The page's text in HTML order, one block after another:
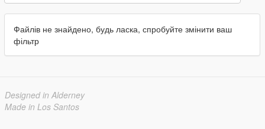
Файлів не знайдено, будь ласка, спробуйте змінити ваш
фільтр
Designed in Alderney
Made in Los Santos